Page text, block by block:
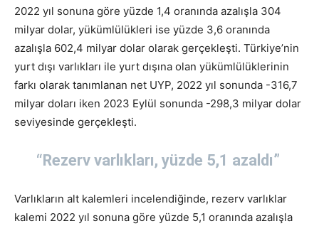
2022 yıl sonuna göre yüzde 1,4 oranında azalışla 304
milyar dolar, yükümlülükleri ise yüzde 3,6 oranında
azalışla 602,4 milyar dolar olarak gerçekleşti. Türkiye’nin
yurt dışı varlıkları ile yurt dışına olan yükümlülüklerinin
farkı olarak tanımlanan net UYP, 2022 yıl sonunda -316,7
milyar doları iken 2023 Eylül sonunda -298,3 milyar dolar
seviyesinde gerçekleşti.
“Rezerv varlıkları, yüzde 5,1 azaldı”
Varlıkların alt kalemleri incelendiğinde, rezerv varlıklar
kalemi 2022 yıl sonuna göre yüzde 5,1 oranında azalışla